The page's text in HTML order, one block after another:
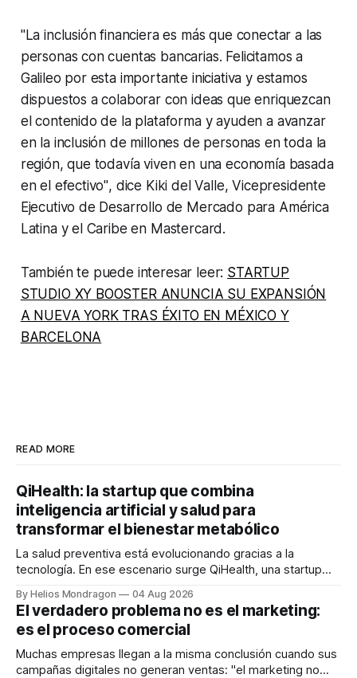
"La inclusión financiera es más que conectar a las
personas con cuentas bancarias. Felicitamos a
Galileo por esta importante iniciativa y estamos
dispuestos a colaborar con ideas que enriquezcan
el contenido de la plataforma y ayuden a avanzar
en la inclusión de millones de personas en toda la
región, que todavía viven en una economía basada
en el efectivo", dice Kiki del Valle, Vicepresidente
Ejecutivo de Desarrollo de Mercado para América
Latina y el Caribe en Mastercard.
También te puede interesar leer: STARTUP
STUDIO XY BOOSTER ANUNCIA SU EXPANSIÓN
A NUEVA YORK TRAS ÉXITO EN MÉXICO Y
BARCELONA
READ MORE
QiHealth: la startup que combina
inteligencia artificial y salud para
transformar el bienestar metabólico
La salud preventiva está evolucionando gracias a la
tecnología. En ese escenario surge QiHealth, una startup
dispositivos inteligentes, inteligencia artificial y monitoreo
en tiempo real para ayudar a las personas a tomar mejores
decisiones sobre su salud metabólica. Su propuesta busca
responder
By Helios Mondragon 04 Aug 2026
El verdadero problema no es el marketing:
es el proceso comercial
Muchas empresas llegan a la misma conclusión cuando sus
campañas digitales no generan ventas: "el marketing no